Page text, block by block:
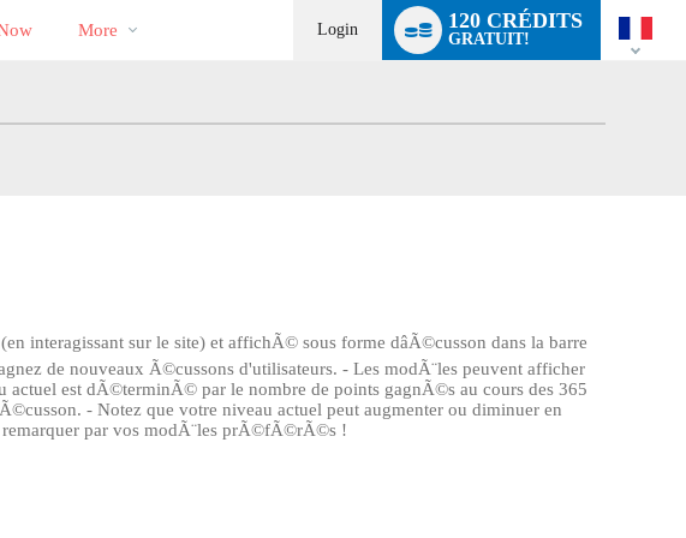
More Login 120 CRÉDITS
GRATUIT!
interagissant sur le site) et affichÃ© sous forme dâÃ©cusson dans la barre
de nouveaux Ã©cussons d'utilisateurs. - Les modÃ¨les peuvent afficher
actuel est dÃ©terminÃ© par le nombre de points gagnÃ©s au cours des 365
- Notez que votre niveau actuel peut augmenter ou diminuer en
par vos modÃ¨les prÃ©fÃ©rÃ©s !